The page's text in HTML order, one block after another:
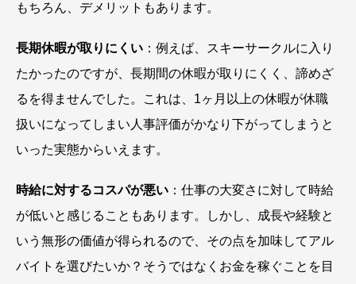
もちろん、デメリットもあります。
長期休暇が取りにくい ：例えば、スキーサークルに入り
たかったのですが、長期間の休暇が取りにくく、諦めざ
るを得ませんでした。これは、1ヶ月以上の休暇が休職
扱いになってしまい人事評価がかなり下がってしまうと
いった実態からいえます。
時給に対するコスパが悪い ：仕事の大変さに対して時給
が低いと感じることもあります。しかし、成長や経験と
いう無形の価値が得られるので、その点を加味してアル
バイトを選びたいか？そうではなくお金を稼ぐことを目